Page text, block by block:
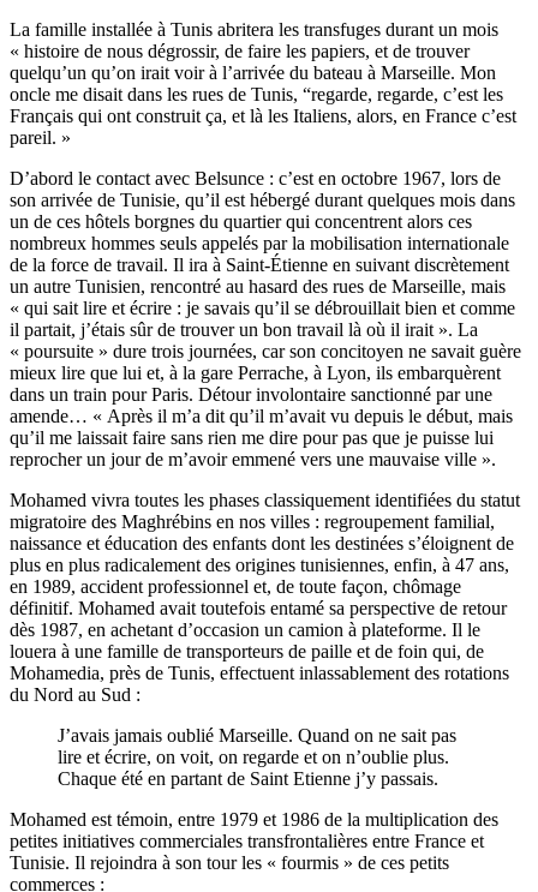
La famille installée à Tunis abritera les transfuges durant un mois
« histoire de nous dégrossir, de faire les papiers, et de trouver
quelqu’un qu’on irait voir à l’arrivée du bateau à Marseille. Mon
oncle me disait dans les rues de Tunis, “regarde, regarde, c’est les
Français qui ont construit ça, et là les Italiens, alors, en France c’est
pareil. »
D’abord le contact avec Belsunce : c’est en octobre 1967, lors de
son arrivée de Tunisie, qu’il est hébergé durant quelques mois dans
un de ces hôtels borgnes du quartier qui concentrent alors ces
nombreux hommes seuls appelés par la mobilisation internationale
de la force de travail. Il ira à Saint-Étienne en suivant discrètement
un autre Tunisien, rencontré au hasard des rues de Marseille, mais
« qui sait lire et écrire : je savais qu’il se débrouillait bien et comme
il partait, j’étais sûr de trouver un bon travail là où il irait ». La
« poursuite » dure trois journées, car son concitoyen ne savait guère
mieux lire que lui et, à la gare Perrache, à Lyon, ils embarquèrent
dans un train pour Paris. Détour involontaire sanctionné par une
amende… « Après il m’a dit qu’il m’avait vu depuis le début, mais
qu’il me laissait faire sans rien me dire pour pas que je puisse lui
reprocher un jour de m’avoir emmené vers une mauvaise ville ».
Mohamed vivra toutes les phases classiquement identifiées du statut
migratoire des Maghrébins en nos villes : regroupement familial,
naissance et éducation des enfants dont les destinées s’éloignent de
plus en plus radicalement des origines tunisiennes, enfin, à 47 ans,
en 1989, accident professionnel et, de toute façon, chômage
définitif. Mohamed avait toutefois entamé sa perspective de retour
dès 1987, en achetant d’occasion un camion à plateforme. Il le
louera à une famille de transporteurs de paille et de foin qui, de
Mohamedia, près de Tunis, effectuent inlassablement des rotations
du Nord au Sud :
J’avais jamais oublié Marseille. Quand on ne sait pas
lire et écrire, on voit, on regarde et on n’oublie plus.
Chaque été en partant de Saint Etienne j’y passais.
Mohamed est témoin, entre 1979 et 1986 de la multiplication des
petites initiatives commerciales transfrontalières entre France et
Tunisie. Il rejoindra à son tour les « fourmis » de ces petits
commerces :